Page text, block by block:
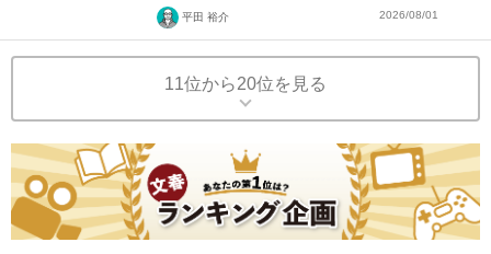
平田 裕介 2026/08/01
11位から20位を見る